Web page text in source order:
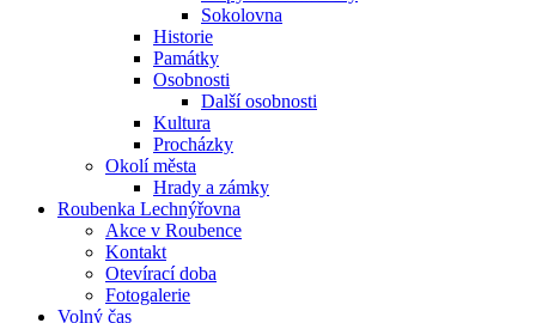
Sokolovna
Historie
Památky
Osobnosti
Další osobnosti
Kultura
Procházky
Okolí města
Hrady a zámky
Roubenka Lechnýřovna
Akce v Roubence
Kontakt
Otevírací doba
Fotogalerie
Volný čas